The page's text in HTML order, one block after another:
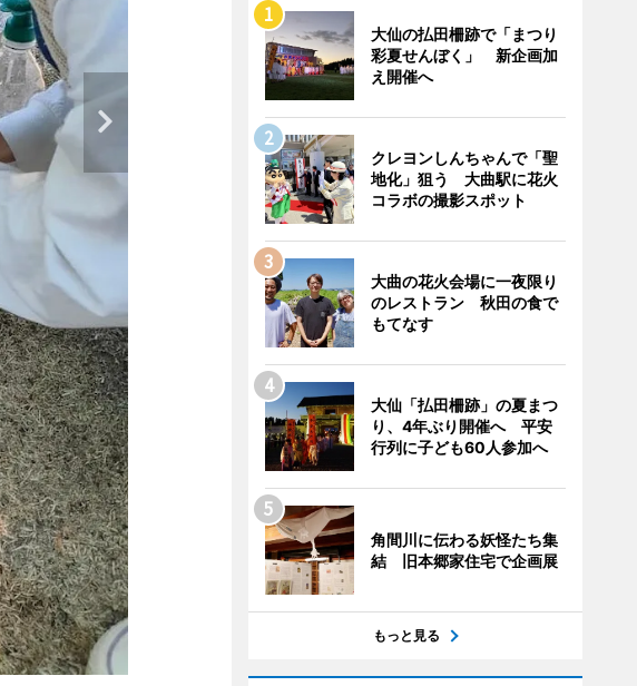
大仙の払田柵跡で「まつり
彩夏せんぼく」 新企画加
え開催へ
クレヨンしんちゃんで「聖
地化」狙う 大曲駅に花火
コラボの撮影スポット
大曲の花火会場に一夜限り
のレストラン 秋田の食で
もてなす
大仙「払田柵跡」の夏まつ
り、4年ぶり開催へ 平安
行列に子ども60人参加へ
角間川に伝わる妖怪たち集
結 旧本郷家住宅で企画展
もっと見る